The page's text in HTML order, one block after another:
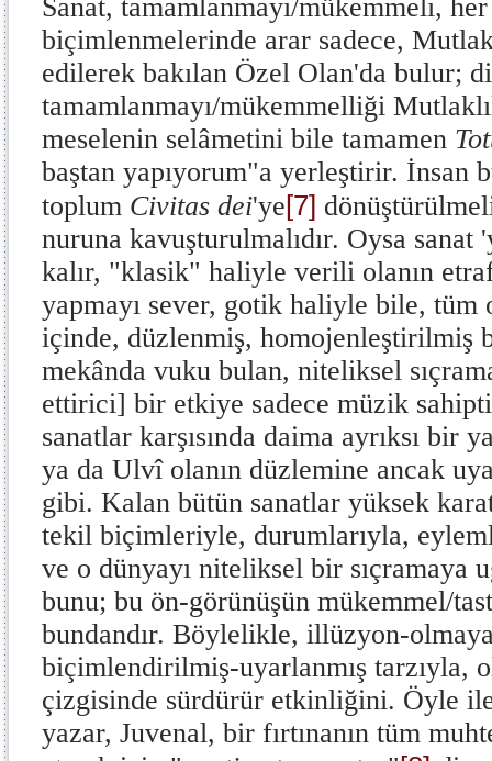
Sanat, tamam­lanmayı/mükemmeli,
biçimlenmelerinde arar sadece,
edilerek bakılan Özel Olan'da bulur;
tamamlanmayı/mükemmelli­ği
meselenin selâmetini bile tamamen
baştan yapıyorum"a yerleştirir. İnsan
toplum Civitas dei'ye[7]
nuruna kavuşturulmalıdır. Oysa sa­nat
kalır, "klasik" haliyle verili olanın
yapmayı sever, gotik haliyle bile, tüm o
içinde, düzlenmiş, homojenleştirilmiş
mekânda vuku bulan, niteliksel
ettirici] bir etkiye sadece müzik
sanatlar karşısında daima ayrıksı bir
ya da Ulvî olanın düzlemine ancak
gibi. Kalan bütün sanatlar yüksek
tekil biçimleriyle, durumlarıyla,
ve o dünyayı niteliksel bir sıçramaya
bunu; bu ön-görünüşün mükemmel/
bundan­dır. Böylelikle, illüzyon-
biçimlendirilmiş-uyarlanmış tarzıyla,
çizgisinde sürdü­rür etkinliğini. Öyle
yazar, Juvenal, bir fırtınanın tüm